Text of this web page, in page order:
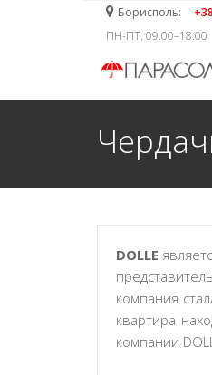
Борисполь:
ПН-ПТ: 09:00–18:00
DOLLE
компания
квартира
компании